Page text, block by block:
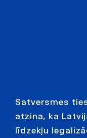
Satversmes
atzina, ka
līdzekļu